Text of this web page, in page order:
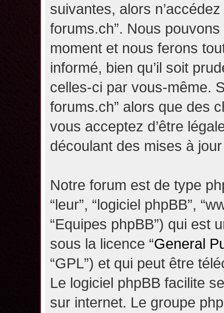
suivantes, alors
forums.ch”. Nous
moment et nous ferons
informé, bien qu’il soit
celles-ci par vous-même.
forums.ch” alors que des
vous acceptez d’être
découlant des mises à
Notre forum est de type
“leur”, “logiciel phpBB”,
“Equipes phpBB”) qui est
sous la licence “General
“GPL”) et qui peut être
Le logiciel phpBB facilite
sur internet. Le groupe